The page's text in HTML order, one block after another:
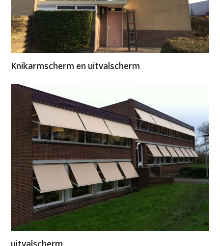
Knikarmscherm en uitvalscherm